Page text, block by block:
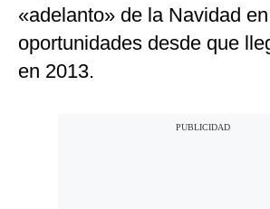
«adelanto» de la Navidad
oportunidades desde que
en 2013.